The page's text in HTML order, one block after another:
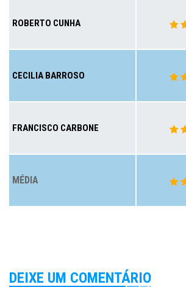
ROBERTO CUNHA
CECILIA BARROSO
FRANCISCO CARBONE
MÉDIA
DEIXE UM COMENTÁRIO